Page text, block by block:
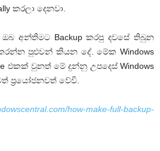
කරලා දෙනවා.
අන්තිමට Backup කරපු දවසේ තිබුන
පුළුවන් කියන දේ. මේක Windows
එකක් වුනත් මේ දුන්නු උපදෙස් Windows
ප්‍රයෝජනවත් වේවි.
how-make-full-backup-